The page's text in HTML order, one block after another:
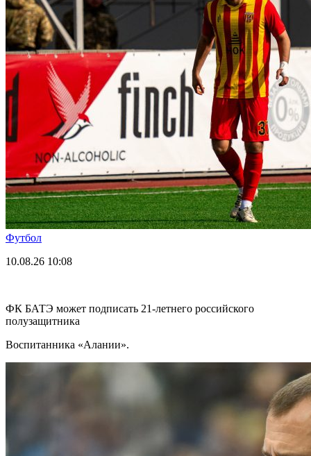
Футбол
10.08.26 10:08
ФК БАТЭ может подписать 21-летнего российского
полузащитника
Воспитанника «Алании».